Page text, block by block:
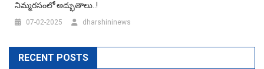
నిమ్మరసంలో అద్భుతాలు..!
07-02-2025 dharshininews
RECENT POSTS